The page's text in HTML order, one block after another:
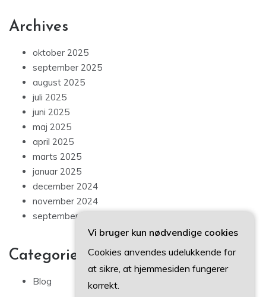
Archives
oktober 2025
september 2025
august 2025
juli 2025
juni 2025
maj 2025
april 2025
marts 2025
januar 2025
december 2024
november 2024
september 2024
Categories
Blog
Vi bruger kun nødvendige cookies
Cookies anvendes udelukkende for
at sikre, at hjemmesiden fungerer
korrekt.